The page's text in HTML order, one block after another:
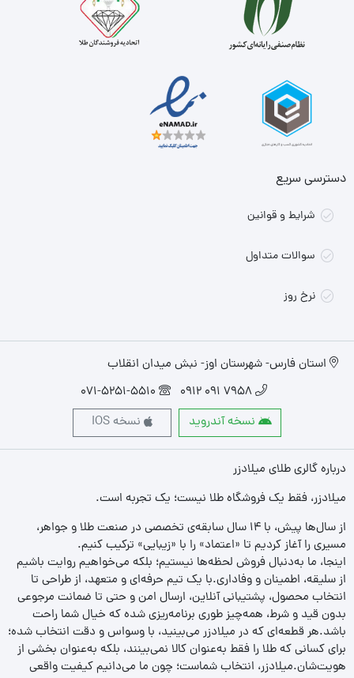
دسترسی سریع
شرایط و قوانین
سوالات متداول
نرخ روز
استان فارس- شهرستان اوز- نبش میدان انقلاب
7958 091 0912
071-5251-5510
نسخه آندروید
نسخه IOS
درباره گالری طلای میلادزر
میلادزر، فقط یک فروشگاه طلا نیست؛ یک تجربه‌ است.
از سال‌ها پیش، با ۱۴ سال سابقه‌ی تخصصی در صنعت طلا و جواهر،
مسیری را آغاز کردیم تا «اعتماد» را با «زیبایی» ترکیب کنیم.
اینجا، ما به‌دنبال فروش لحظه‌ها نیستیم؛ بلکه می‌خواهیم روایت باشیم
از سلیقه، اطمینان و وفاداری.با یک تیم حرفه‌ای و متعهد، از طراحی تا
انتخاب محصول، پشتیبانی آنلاین، ارسال امن و حتی تا ضمانت مرجوعی
بدون قید و شرط، همه‌چیز طوری برنامه‌ریزی شده که خیال شما راحت
باشد.هر قطعه‌ای که در میلادزر می‌بینید، با وسواس و دقت انتخاب شده؛
برای کسانی که طلا را فقط به‌عنوان کالا نمی‌بینند، بلکه به‌عنوان بخشی از
هویت‌شان.میلادزر، انتخاب شماست؛ چون ما می‌دانیم کیفیت واقعی